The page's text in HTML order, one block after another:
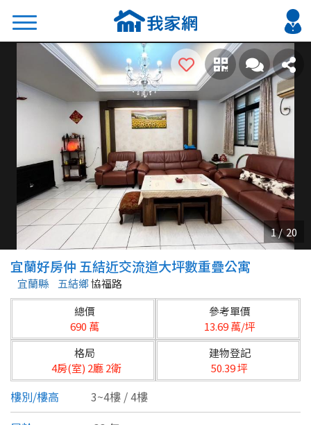
搜尋
2026 台北降價好屋限量釋出
2026 新北降價好屋限量釋出
2026 台中降價好屋限量釋出
2026 台南降價好屋限量釋出
2026 高雄降價好屋限量釋出
縣市
不限
台北市
基隆市
新北市
宜蘭縣
區域
宜蘭好房仲 五結近交流道大坪數重疊公寓
宜蘭縣 五結鄉協福路
總價
690 萬
參考單價
13.69 萬/坪
格局
4房(室) 2廳 2衛
建物登記
50.39 坪
樓別/樓高
3~4樓 / 4樓